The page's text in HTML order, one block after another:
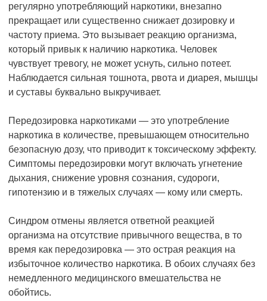
регулярно употребляющий наркотики, внезапно
прекращает или существенно снижает дозировку и
частоту приема. Это вызывает реакцию организма,
который привык к наличию наркотика. Человек
чувствует тревогу, не может уснуть, сильно потеет.
Наблюдается сильная тошнота, рвота и диарея, мышцы
и суставы буквально выкручивает.
Передозировка наркотиками — это употребление
наркотика в количестве, превышающем относительно
безопасную дозу, что приводит к токсическому эффекту.
Симптомы передозировки могут включать угнетение
дыхания, снижение уровня сознания, судороги,
гипотензию и в тяжелых случаях — кому или смерть.
Синдром отмены является ответной реакцией
организма на отсутствие привычного вещества, в то
время как передозировка — это острая реакция на
избыточное количество наркотика. В обоих случаях без
немедленного медицинского вмешательства не
обойтись.